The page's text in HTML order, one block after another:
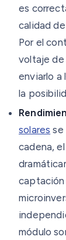
es
calidad
Por el
voltaje de
enviarlo a
la
solares se
cadena,
captación
módulo